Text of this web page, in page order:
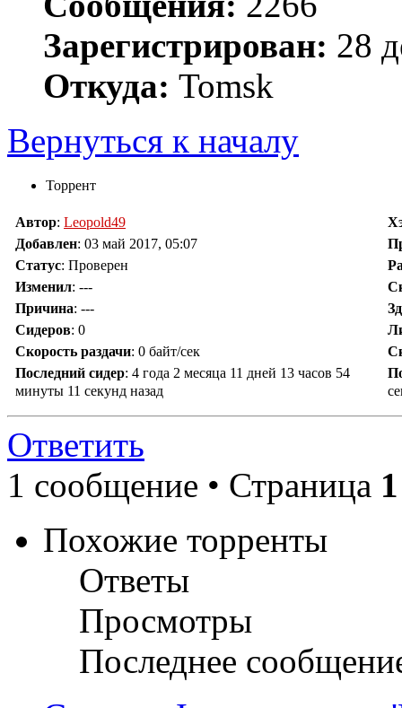
Зарегистрирован: 28
Откуда: Tomsk
Вернуться к началу
Торрент
Автор: Leopold49
Добавлен: 03 май 2017, 05:07
Статус: Проверен
Изменил: ---
Причина: ---
Сидеров: 0
Скорость раздачи: 0 байт/сек
Последний сидер: 4 года 2 месяца 11 дней 13 часов 54
минуты 11 секунд назад
Ответить
1 сообщение • Страница 1
Похожие торренты
Ответы
Просмотры
Последнее